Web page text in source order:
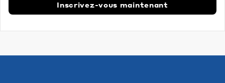
Inscrivez-vous maintenant